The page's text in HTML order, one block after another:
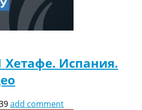
Хетафе. Испания.
add comment